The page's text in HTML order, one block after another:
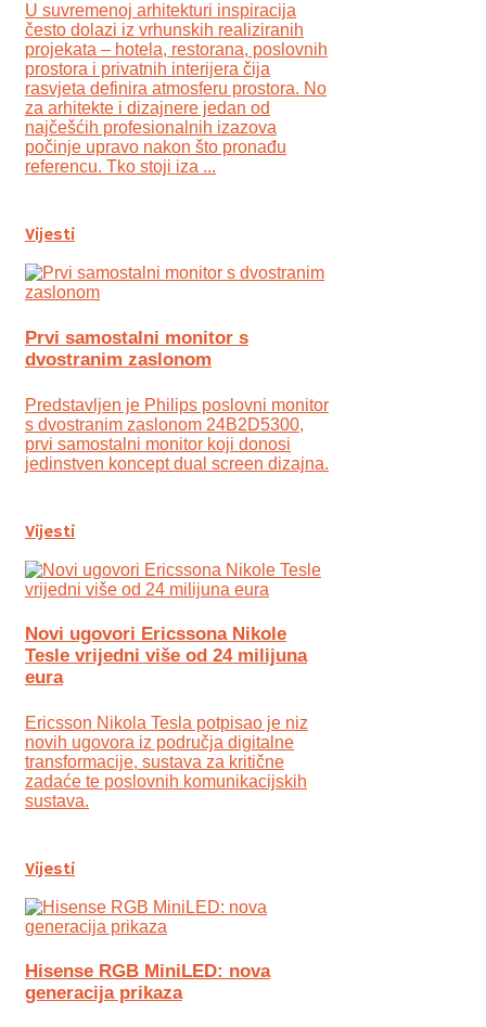
U suvremenoj arhitekturi inspiracija
često dolazi iz vrhunskih realiziranih
projekata – hotela, restorana, poslovnih
prostora i privatnih interijera čija
rasvjeta definira atmosferu prostora. No
za arhitekte i dizajnere jedan od
najčešćih profesionalnih izazova
počinje upravo nakon što pronađu
referencu. Tko stoji iza ...
Vijesti
Prvi samostalni monitor s
dvostranim zaslonom
Predstavljen je Philips poslovni monitor
s dvostranim zaslonom 24B2D5300,
prvi samostalni monitor koji donosi
jedinstven koncept dual screen dizajna.
Vijesti
Novi ugovori Ericssona Nikole
Tesle vrijedni više od 24 milijuna
eura
Ericsson Nikola Tesla potpisao je niz
novih ugovora iz područja digitalne
transformacije, sustava za kritične
zadaće te poslovnih komunikacijskih
sustava.
Vijesti
Hisense RGB MiniLED: nova
generacija prikaza